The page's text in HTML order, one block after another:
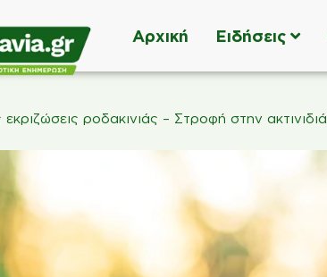
Αρχική Ειδήσεις
εκριζώσεις ροδακινιάς – Στροφή στην ακτινιδιά